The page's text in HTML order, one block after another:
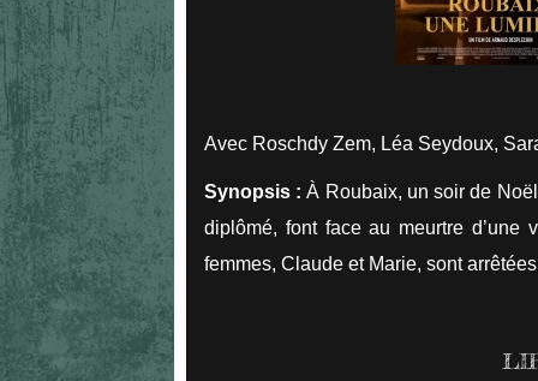
Avec Roschdy Zem, Léa Seydoux,
Synopsis : À Roubaix, un soir de
diplômé, font face au meurtre
femmes, Claude et Marie, sont